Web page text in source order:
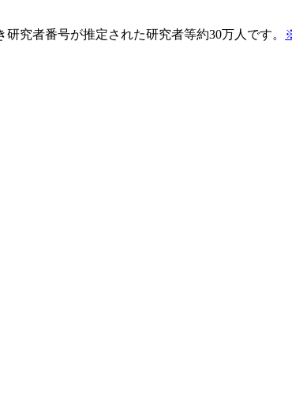
究者番号が推定された研究者等約30万人です。